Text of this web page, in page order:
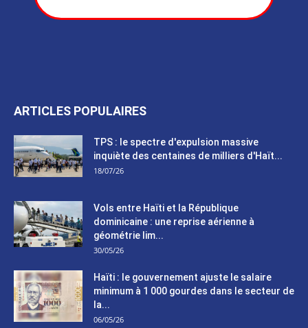
ARTICLES POPULAIRES
TPS : le spectre d'expulsion massive
inquiète des centaines de milliers d'Haït...
18/07/26
Vols entre Haïti et la République
dominicaine : une reprise aérienne à
géométrie lim...
30/05/26
Haïti : le gouvernement ajuste le salaire
minimum à 1 000 gourdes dans le secteur de
la...
06/05/26